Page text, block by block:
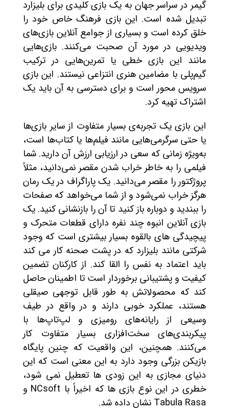
گیمر در سراسر جهان به یک بازی کلیدی برای بلیزارد
تبدیل شده است. این بازی فرهنگ خاص خود را
خلق کرده است و بسیاری از جوامع آنلاین بازی‌های
ویدیویی در مورد آن صحبت می‌کنند. بازی‌هایی
مانند این بازی خطی یا تمرین‌هایی در ترکیب
گیم‌پلی با مضامین هنری انتزاعی نیستند. این بازی
سرویس محور است و برای دسترسی به آن باید یک
اشتراک تهیه کرد.
این بازی یک تجربه‌ی بسیار متفاوت از سایر بازی‌ها
یا حتی سرگرمی‌هایی مانند فیلم‌ها یا کتاب‌ها است،
به‌ویژه زمانی که سعی در ارزیابی ارزش آن دارید. شما
فیلمی را به خاطر خراب شدن مقصر نمی‌دانید، مثلاً
پروژکتور را مقصر می‌دانید. یک پاراگراف در یک رمان
هرگز خراب نمی‌شود و از شما می‌خواهد که صفحات
را ببندید و دوباره باز کنید تا آن را بازنشانی کنید. یک
بازی آنلاین انبوه چند نفره دارای قطعات متحرک و
پیچیدگی های بالقوه بسیار بیشتری است که وجود
شرکتی مانند بلیزارد که در پشت صحنه کار می کند
باید اعتماد به نفس را القا کند. از کارکنان تضمین
کیفیت و پشتیبانی برخوردار است تا اطمینان حاصل
کند که محصولاتش به طور قابل توجهی صیقلی
هستند، عملکرد خوبی دارند و در واقع در طیف
وسیعی از رایانه‌های رومیزی و لپ‌تاپ‌ها با
پیکربندی‌های سخت‌افزاری بسیار متفاوت کار
می‌کنند. همچنین، این واقعیت که چنین پایگاه
بازیکن بزرگی وجود دارد به این معنی است که این
دنیای مجازی به این زودی ها تعطیل نمی شود،
خطری در این نوع بازی ها که اخیراً با NCsoft و
Tabula Rasa نشان داده شد.